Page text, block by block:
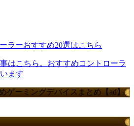
ラーおすすめ20選はこちら
はこちら。おすすめコントローラ
ます
ゲーミングデバイスまとめ【ad】